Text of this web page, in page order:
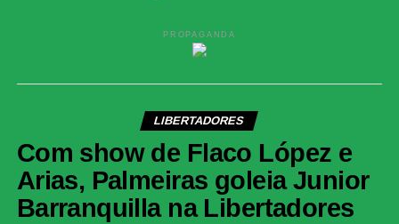
PROPAGANDA
LIBERTADORES
Com show de Flaco López e
Arias, Palmeiras goleia Junior
Barranquilla na Libertadores